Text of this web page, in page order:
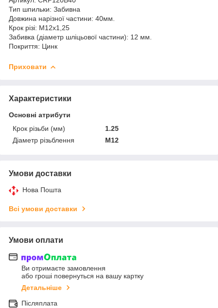
Тип шпильки: Забивна
Довжина нарізної частини: 40мм.
Крок різі: М12х1,25
Забивка (діаметр шліцьової частини): 12 мм.
Покриття: Цинк
Приховати
Характеристики
Основні атрибути
Крок різьби (мм)
1.25
Діаметр різьблення
M12
Умови доставки
Нова Пошта
Всі умови доставки
Умови оплати
Ви отримаєте замовлення
або гроші повернуться на вашу картку
Детальніше
Післяплата